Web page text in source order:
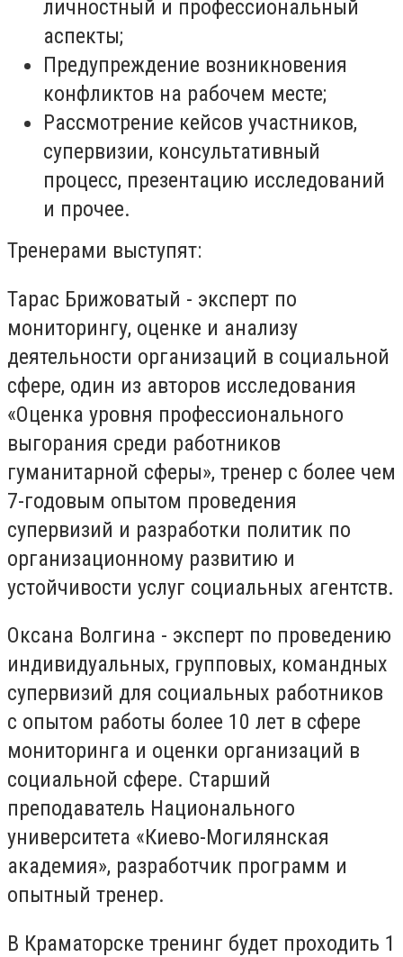
личностный и профессиональный
аспекты;
Предупреждение возникновения
конфликтов на рабочем месте;
Рассмотрение кейсов участников,
супервизии, консультативный
процесс, презентацию исследований
и прочее.
Тренерами выступят:
Тарас Брижоватый - эксперт по
мониторингу, оценке и анализу
деятельности организаций в социальной
сфере, один из авторов исследования
«Оценка уровня профессионального
выгорания среди работников
гуманитарной сферы», тренер с более чем
7-годовым опытом проведения
супервизий и разработки политик по
организационному развитию и
устойчивости услуг социальных агентств.
Оксана Волгина - эксперт по проведению
индивидуальных, групповых, командных
супервизий для социальных работников
с опытом работы более 10 лет в сфере
мониторинга и оценки организаций в
социальной сфере. Старший
преподаватель Национального
университета «Киево-Могилянская
академия», разработчик программ и
опытный тренер.
В Краматорске тренинг будет проходить 1